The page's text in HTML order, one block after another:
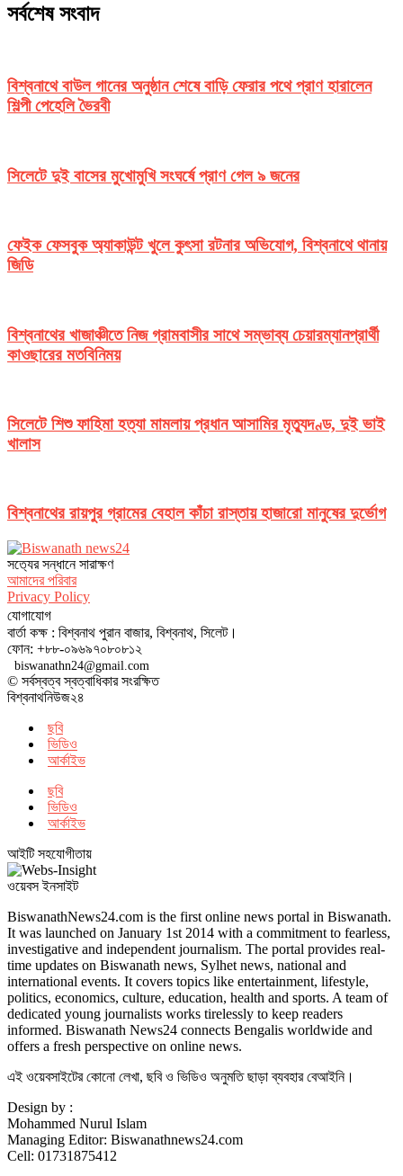
সর্বশেষ সংবাদ
বিশ্বনাথে বাউল গানের অনুষ্ঠান শেষে বাড়ি ফেরার পথে প্রাণ হারালেন
শিল্পী পেহেলি ভৈরবী
সিলেটে দুই বাসের মুখোমুখি সংঘর্ষে প্রাণ গেল ৯ জনের
ফেইক ফেসবুক অ্যাকাউন্ট খুলে কুৎসা রটনার অভিযোগ, বিশ্বনাথে থানায়
জিডি
বিশ্বনাথের খাজাঞ্চীতে নিজ গ্রামবাসীর সাথে সম্ভাব্য চেয়ারম্যানপ্রার্থী
কাওছারের মতবিনিময়
সিলেটে শিশু ফাহিমা হত্যা মামলায় প্রধান আসামির মৃত্যুদণ্ড, দুই ভাই
খালাস
বিশ্বনাথের রায়পুর গ্রামের বেহাল কাঁচা রাস্তায় হাজারো মানুষের দুর্ভোগ
সত‌্যের সন্ধানে সারাক্ষণ
আমাদের পরিবার
Privacy Policy
যোগাযোগ
বার্তা কক্ষ : বিশ্বনাথ পুরান বাজার, বিশ্বনাথ, সিলেট।
ফোন: +৮৮-০৯৬৯৭০৮০৮১২
biswanathn24@gmail.com
© সর্বস্বত্ব স্বত্বাধিকার সংরক্ষিত
বিশ্বনাথনিউজ২৪
ছবি
ভিডিও
আর্কাইভ
ছবি
ভিডিও
আর্কাইভ
আইটি সহযোগীতায়
ওয়েবস ইনসাইট
BiswanathNews24.com is the first online news portal in Biswanath.
It was launched on January 1st 2014 with a commitment to fearless,
investigative and independent journalism. The portal provides real-
time updates on Biswanath news, Sylhet news, national and
international events. It covers topics like entertainment, lifestyle,
politics, economics, culture, education, health and sports. A team of
dedicated young journalists works tirelessly to keep readers
informed. Biswanath News24 connects Bengalis worldwide and
offers a fresh perspective on online news.
এই ওয়েবসাইটের কোনো লেখা, ছবি ও ভিডিও অনুমতি ছাড়া ব্যবহার বেআইনি।
Design by :
Mohammed Nurul Islam
Managing Editor: Biswanathnews24.com
Cell: 01731875412